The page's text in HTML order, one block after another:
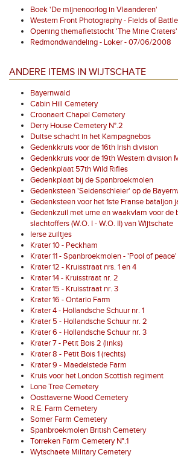
Boek 'De mijnenoorlog in Vlaanderen'
Western Front Photography - Fields of Battle:
Opening themafietstocht 'The Mine
Redmondwandeling - Loker - 07/06/2008
ANDERE ITEMS IN WIJTSCHATE
Bayernwald
Cabin Hill Cemetery
Croonaert Chapel Cemetery
Derry House Cemetery N°.2
Duitse schacht in het Kampagnebos
Gedenkkruis voor de 16th Irish division
Gedenkkruis voor de 19th Western division
Gedenkplaat 57th Wild Rifles
Gedenkplaat bij de Spanbroekmolen
Gedenksteen 'Seidenschleier' op de
Gedenksteen voor het 1ste Franse bataljon
Gedenkzuil met urne en waakvlam voor de
slachtoffers (W.O. I - W.O. II) van Wijtschate
Ierse zuiltjes
Krater 10 - Peckham
Krater 11 - Spanbroekmolen - 'Pool of peace'
Krater 12 - Kruisstraat nrs. 1 en 4
Krater 14 - Kruisstraat nr. 2
Krater 15 - Kruisstraat nr. 3
Krater 16 - Ontario Farm
Krater 4 - Hollandsche Schuur nr. 1
Krater 5 - Hollandsche Schuur nr. 2
Krater 6 - Hollandsche Schuur nr. 3
Krater 7 - Petit Bois 2 (links)
Krater 8 - Petit Bois 1 (rechts)
Krater 9 - Maedelstede Farm
Kruis voor het London Scottish regiment
Lone Tree Cemetery
Oosttaverne Wood Cemetery
R.E. Farm Cemetery
Somer Farm Cemetery
Spanbroekmolen British Cemetery
Torreken Farm Cemetery N°.1
Wytschaete Military Cemetery